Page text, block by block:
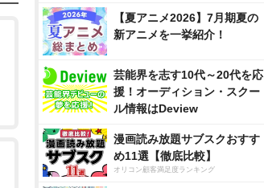
【夏アニメ2026】7月期夏の
新アニメを一挙紹介！
芸能界を志す10代～20代を応
援！オーディション・スクー
ル情報はDeview
漫画読み放題サブスクおすす
め11選【徹底比較】
オリコン顧客満足度ランキング